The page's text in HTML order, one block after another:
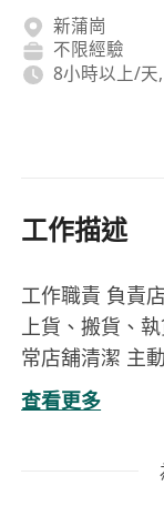
新蒲崗
不限經驗
8小時以上/天
工作描述
工作職責 負責
上貨、搬貨、
常店舖清潔 主
不拘，良好粵
晉升機會 銷售
查看更多